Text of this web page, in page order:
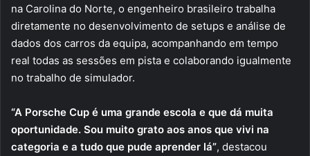
na Carolina do Norte, o engenheiro brasileiro trabalha
diretamente no desenvolvimento de setups e análise de
dados dos carros da equipa, acompanhando em tempo
real todas as sessões em pista e colaborando igualmente
no trabalho de simulador.
“A Porsche Cup é uma grande escola e que dá muita
oportunidade. Sou muito grato aos anos que vivi na
categoria e a tudo que pude aprender lá”, destacou